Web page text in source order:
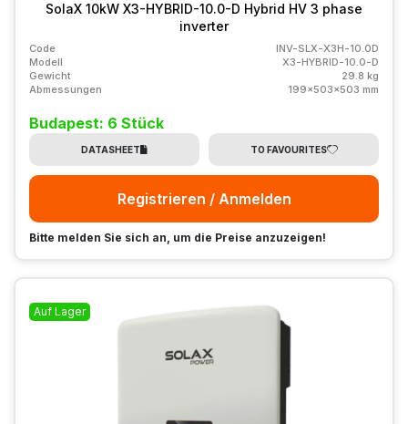
SolaX 10kW X3-HYBRID-10.0-D Hybrid HV 3 phase
inverter
Code
INV-SLX-X3H-10.0D
Modell
X3-HYBRID-10.0-D
Gewicht
29.8 kg
Abmessungen
199x503x503 mm
Budapest: 6 Stück
DATASHEET TO FAVOURITES
Registrieren / Anmelden
Bitte melden Sie sich an, um die Preise anzuzeigen!
Auf Lager